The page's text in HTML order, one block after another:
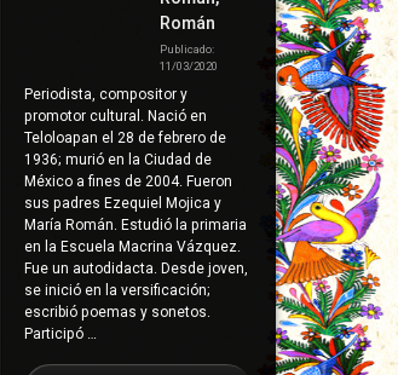
Román
Publicado:
11/03/2020
Periodista, compositor y
promotor cultural. Nació en
Teloloapan el 28 de febrero de
1936; murió en la Ciudad de
México a fines de 2004. Fueron
sus padres Ezequiel Mojica y
María Román. Estudió la primaria
en la Escuela Macrina Vázquez.
Fue un autodidacta. Desde joven,
se inició en la versificación;
escribió poemas y sonetos.
Participó …